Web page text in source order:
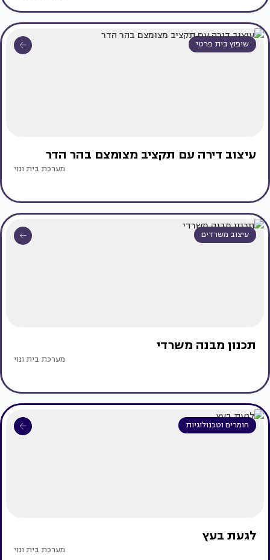
שיפוץ בית פרטי
עיצוב דירה עם תקציב מצומצם בהר הדר
מערכת בית ונוי
עיצוב משרדים
תכנון מבנה משרדי
מערכת בית ונוי
חומרים וטכנולוגיות
לגעת בעץ
מערכת בית ונוי